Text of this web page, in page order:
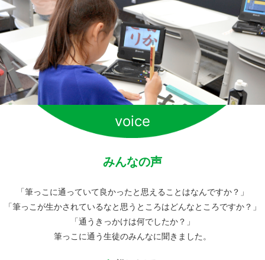
voice
みんなの声
「筆っこに通っていて良かったと思えることはなんですか？」
「筆っこが生かされているなと思うところはどんなところですか？」
「通うきっかけは何でしたか？」
筆っこに通う生徒のみんなに聞きました。